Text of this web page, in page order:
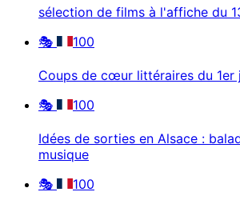
sélection de films à l'affiche du
🎭
100
Coups de cœur littéraires du 1er
🎭
100
Idées de sorties en Alsace :
musique
🎭
100